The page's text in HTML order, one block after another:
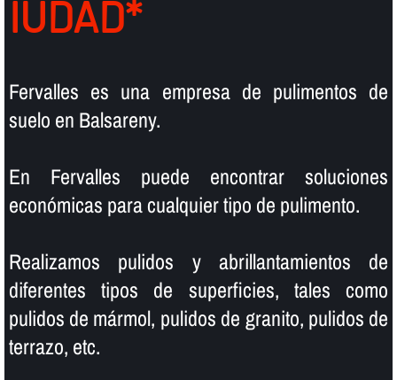
IUDAD*
Fervalles es una empresa de pulimentos de
suelo en Balsareny.
En Fervalles puede encontrar soluciones
económicas para cualquier tipo de pulimento.
Realizamos pulidos y abrillantamientos de
diferentes tipos de superficies, tales como
pulidos de mármol, pulidos de granito, pulidos de
terrazo, etc.